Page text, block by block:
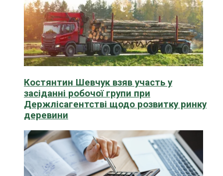
Костянтин Шевчук взяв участь у
засіданні робочої групи при
Держлісагентстві щодо розвитку ринку
деревини